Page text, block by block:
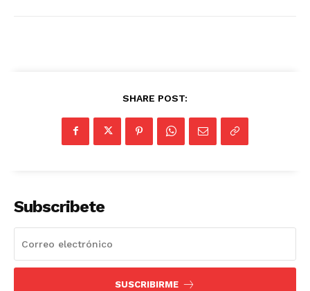
SHARE POST:
Subscribete
SUSCRIBIRME